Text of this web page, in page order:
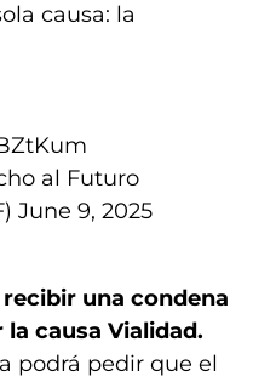
causa: la
al Futuro
June 9, 2025
una condena
causa Vialidad.
podrá pedir que el